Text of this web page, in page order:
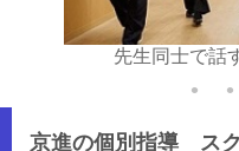
先生同士で話
京進の個別指導 ス